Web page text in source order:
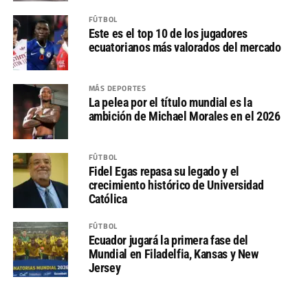
FÚTBOL
Este es el top 10 de los jugadores
ecuatorianos más valorados del mercado
MÁS DEPORTES
La pelea por el título mundial es la
ambición de Michael Morales en el 2026
FÚTBOL
Fidel Egas repasa su legado y el
crecimiento histórico de Universidad
Católica
FÚTBOL
Ecuador jugará la primera fase del
Mundial en Filadelfia, Kansas y New
Jersey